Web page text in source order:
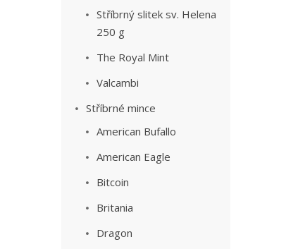
Stříbrný slitek sv. Helena
250 g
The Royal Mint
Valcambi
Stříbrné mince
American Bufallo
American Eagle
Bitcoin
Britania
Dragon